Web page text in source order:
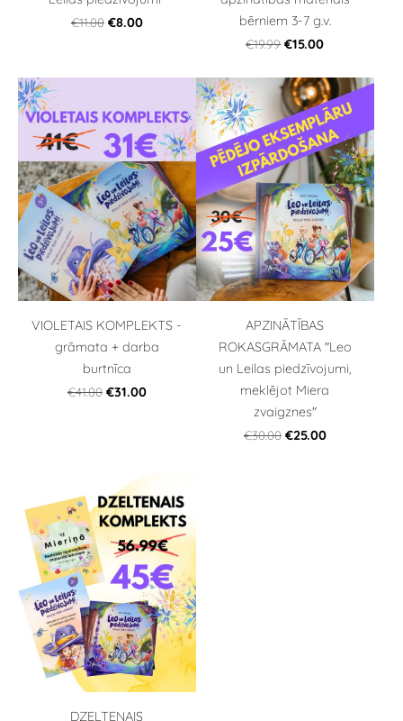
€11.00 €8.00
bērniem 3-7 g.v.
€19.99 €15.00
VIOLETAIS KOMPLEKTS -
grāmata + darba
burtnīca
€41.00 €31.00
APZINĀTĪBAS
ROKASGRĀMATA "Leo
un Leilas piedzīvojumi,
meklējot Miera
zvaigznes"
€30.00 €25.00
DZELTENAIS